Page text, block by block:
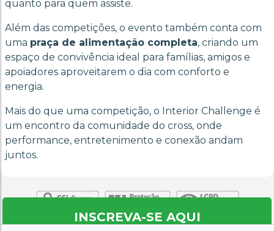
INSCREVA-SE AQUI
quanto para quem assiste.
Além das competições, o evento também conta com
uma praça de alimentação completa, criando um
espaço de convivência ideal para famílias, amigos e
apoiadores aproveitarem o dia com conforto e
energia.
Mais do que uma competição, o Interior Challenge é
um encontro da comunidade do cross, onde
performance, entretenimento e conexão andam
juntos.